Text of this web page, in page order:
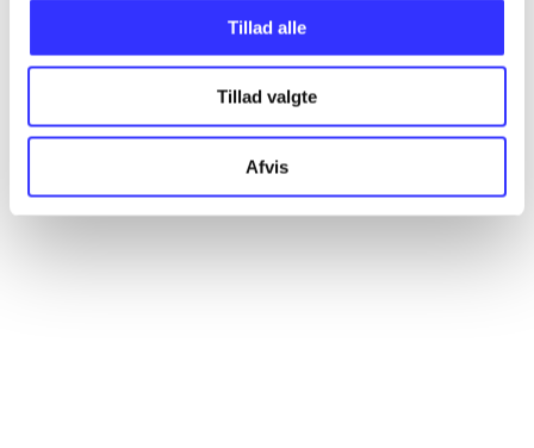
Tillad alle
Tillad valgte
Afvis
Artikler
Alle registrerede artikler fordelt på udgivelser